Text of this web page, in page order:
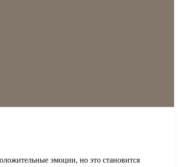
эмоции, но это становится